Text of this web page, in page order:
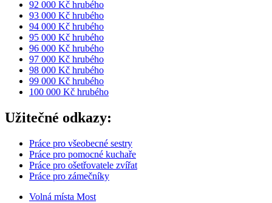
92 000 Kč hrubého
93 000 Kč hrubého
94 000 Kč hrubého
95 000 Kč hrubého
96 000 Kč hrubého
97 000 Kč hrubého
98 000 Kč hrubého
99 000 Kč hrubého
100 000 Kč hrubého
Užitečné odkazy:
Práce pro všeobecné sestry
Práce pro pomocné kuchaře
Práce pro ošetřovatele zvířat
Práce pro zámečníky
Volná místa Most